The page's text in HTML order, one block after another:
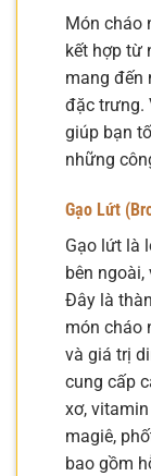
Món cháo
kết hợp từ
mang đến
đặc trưng.
giúp bạn
những
Gạo Lứt
Gạo lứt là
bên
Đây là
món cháo
và giá trị
cung cấp
xơ,
magiê,
bao gồm